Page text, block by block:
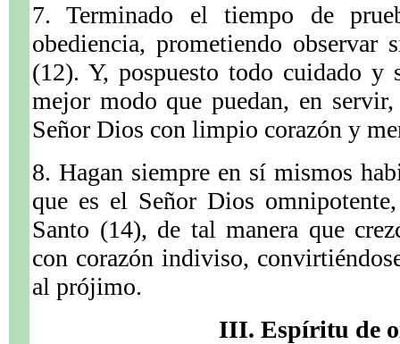
7. Terminado el tiempo de
obediencia, prometiendo observar
(12). Y, pospuesto todo cuidado y
mejor modo que puedan, en
Señor Dios con limpio corazón y
8. Hagan siempre en sí mismos
que es el Señor Dios
Santo (14), de tal manera que
con corazón indiviso,
al prójimo.
III. Espíritu de